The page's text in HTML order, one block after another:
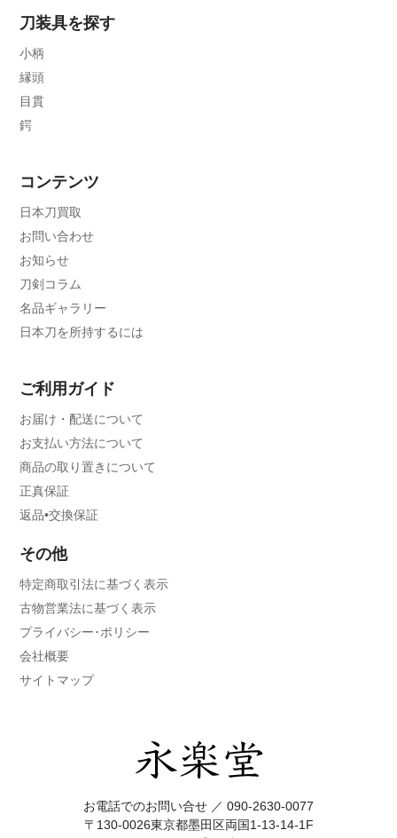
刀装具を探す
小柄
縁頭
目貫
鍔
コンテンツ
日本刀買取
お問い合わせ
お知らせ
刀剣コラム
名品ギャラリー
日本刀を所持するには
ご利用ガイド
お届け・配送について
お支払い方法について
商品の取り置きについて
正真保証
返品•交換保証
その他
特定商取引法に基づく表示
古物営業法に基づく表示
プライバシー･ポリシー
会社概要
サイトマップ
お電話でのお問い合せ ／ 090-2630-0077
〒130-0026東京都墨田区両国1-13-14-1F